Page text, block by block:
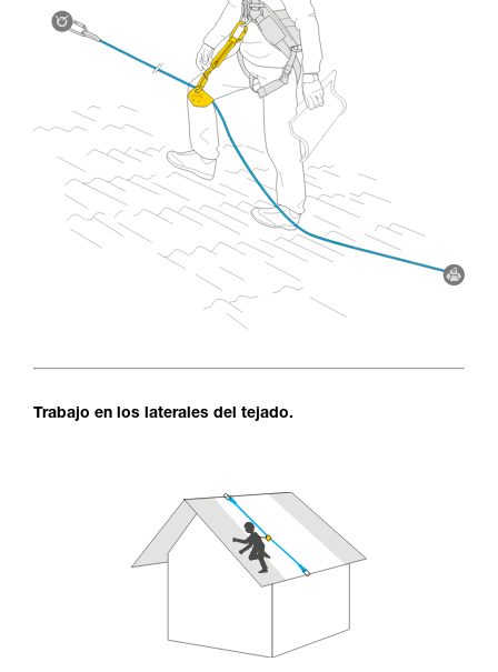
Trabajo en los laterales del tejado.